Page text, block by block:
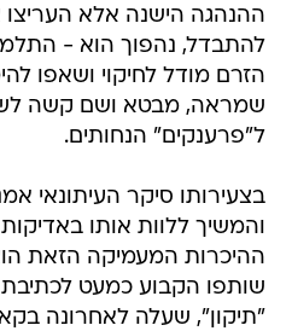
ההנהגה הישנה אלא
להתבדל, נהפוך הוא -
הזרם מודל לחיקוי ושאפו
שמראה, מבטא ושם קשה
ל"פרענקים" הנחותים.
בצעירותו סיקר העיתונאי
והמשיך ללוות אותו
ההיכרות המעמיקה הזאת
שותפו הקבוע כמעט לכתיבת
"תיקון", שעלה לאחרונה